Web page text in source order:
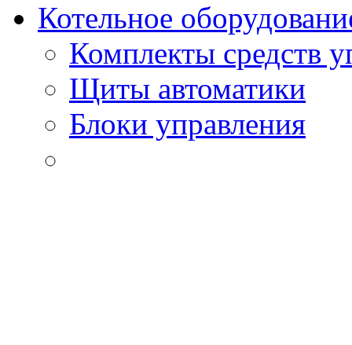
Котельное
Комплекты средств
Щиты автоматики
Блоки управления